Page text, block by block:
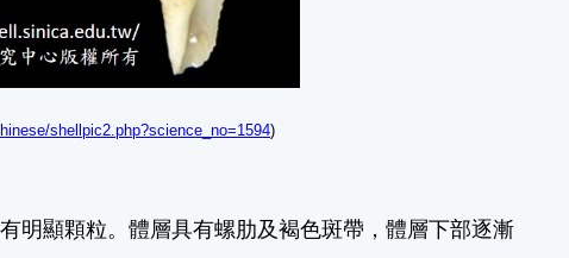
shellpic2.php?science_no=1594)
明顯顆粒。體層具有螺肋及褐色斑帶，體層下部逐漸